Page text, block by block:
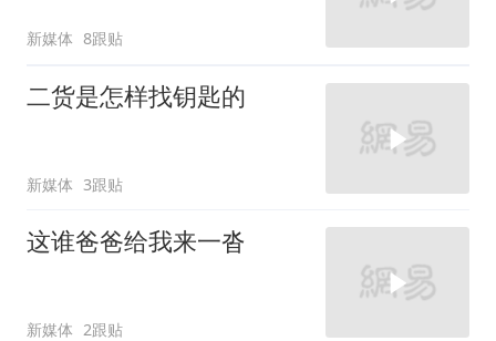
新媒体 8跟贴
二货是怎样找钥匙的
新媒体 3跟贴
这谁爸爸给我来一沓
新媒体 2跟贴